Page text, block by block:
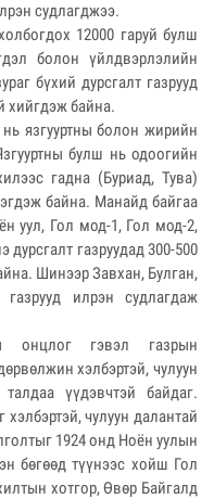
судлагджээ.
12000 гаруй булш
болон үйлдвэрлэлийн
бүхий дурсгалт газрууд
хийгдэж байна.
язгууртны болон жирийн
булш нь одоогийн
гадна (Буриад, Тува)
байна. Манайд байгаа
уул, Гол мод-1, Гол мод-2,
газруудад 300-500
Шинээр Завхан, Булган,
газрууд илрэн судлагдаж
онцлог гэвэл газрын
хэлбэртэй, чулуун
үүдэвчтэй байдаг.
чулуун далантай
1924 онд Ноён уулын
бөгөөд түүнээс хойш Гол
хотгор, Өвөр Байгалд